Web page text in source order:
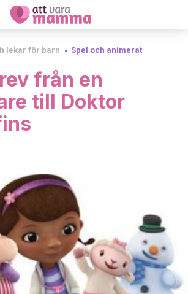
lekar för barn Spel och animerat
från en
till Doktor